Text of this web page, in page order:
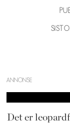
SIST
ANNONSE
Det er